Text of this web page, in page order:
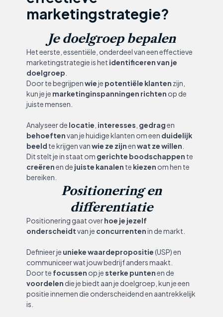
marketingstrategie?
Je doelgroep bepalen
Het eerste, essentiële, onderdeel van een effectieve
marketingstrategie is het identificeren van je
doelgroep
Door te begrijpenwieje potentiële klanten zijn,
kun je je marketinginspanningen richten op de
juiste mensen.
Analyseer de locatie interesses gedragen
behoeftenvan je huidige klanten om een duidelijk
beeld te krijgen vanwie ze zijnenwat ze willen
Dit stelt je in staat om gerichte boodschappen te
creërenen de juiste kanalen te kiezen om hen te
bereiken.
Positionering en
differentiatie
Positionering gaat overhoe je jezelf
onderscheidtvan je concurrentenin de markt.
Definieer je unieke waardepropositie(USP) en
communiceer wat jouw bedrijf anders maakt.
Door te focussen op jesterke puntenen de
voordelen die je biedt aan je doelgroep, kun je een
positie innemen die onderscheidend en aantrekkelijk
is.